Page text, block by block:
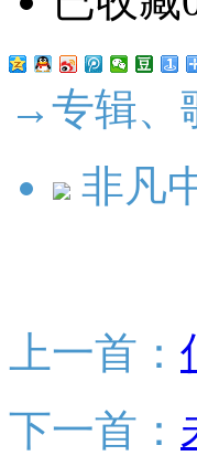
→专辑、
非凡
上一首：
下一首：